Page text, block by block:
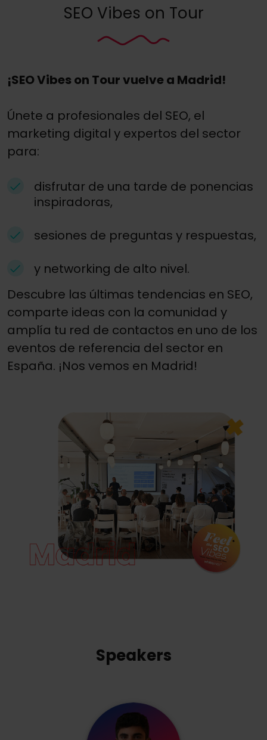
SEO Vibes on Tour
¡SEO Vibes on Tour vuelve a Madrid!
Únete a profesionales del SEO, el
marketing digital y expertos del sector
para:
disfrutar de una tarde de ponencias
inspiradoras,
sesiones de preguntas y respuestas,
y networking de alto nivel.
Descubre las últimas tendencias en SEO,
comparte ideas con la comunidad y
amplía tu red de contactos en uno de los
eventos de referencia del sector en
España. ¡Nos vemos en Madrid!
Speakers